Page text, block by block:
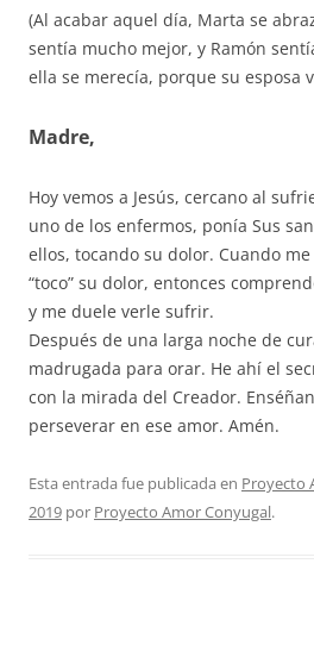
(Al acabar aquel día, Marta se
sentía mucho mejor, y Ramón
ella se merecía, porque su esposa
Madre,
Hoy vemos a Jesús, cercano al
uno de los enfermos, ponía Sus
ellos, tocando su dolor. Cuando
“toco” su dolor, entonces
y me duele verle sufrir.
Después de una larga noche de
madrugada para orar. He ahí el
con la mirada del Creador.
perseverar en ese amor. Amén.
Esta entrada fue publicada en Proyecto
2019 por Proyecto Amor Conyugal.